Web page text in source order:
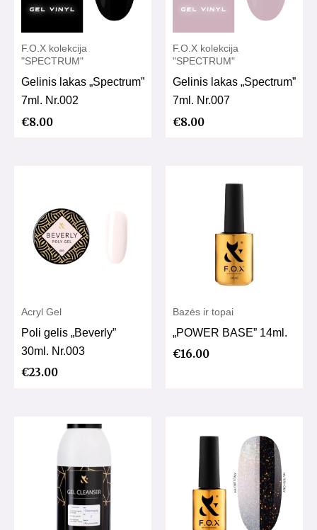
F.O.X kolekcija
"SPECTRUM"
Gelinis lakas „Spectrum”
7ml. Nr.002
€8.00
F.O.X kolekcija
"SPECTRUM"
Gelinis lakas „Spectrum”
7ml. Nr.007
€8.00
Acryl Gel
Poli gelis „Beverly”
30ml. Nr.003
€23.00
Bazės ir topai
„POWER BASE” 14ml.
€16.00